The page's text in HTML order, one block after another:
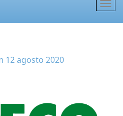
12 agosto 2020